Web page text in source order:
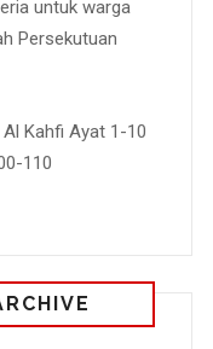
untuk warga
Persekutuan
Al Kahfi Ayat 1-10
110